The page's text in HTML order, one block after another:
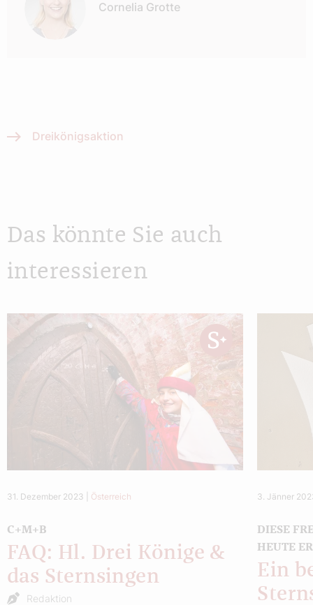
Cornelia Grotte
Dreikönigsaktion
Das könnte Sie auch
interessieren
31. Dezember 2023 Österreich
C+M+B
FAQ: Hl. Drei Könige &
das Sternsingen
Redaktion
3. Jänner
DIESE
HEUTE
Ein